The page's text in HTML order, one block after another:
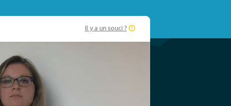
Il y a un souci ?